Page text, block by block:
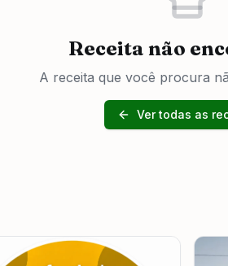
Receita não
A receita que você procura
Ver todas as